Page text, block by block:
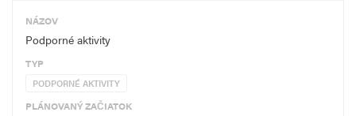
NÁZOV
Podporné aktivity
TYP
PODPORNÉ AKTIVITY
PLÁNOVANÝ ZAČIATOK